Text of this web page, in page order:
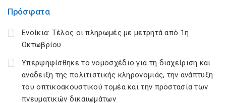
Πρόσφατα
Ενοίκια: Τέλος οι πληρωμές με μετρητά από 1η
Οκτωβρίου
Υπερψηφίσθηκε το νομοσχέδιο για τη διαχείριση και
ανάδειξη της πολιτιστικής κληρονομιάς, την ανάπτυξη
του οπτικοακουστικού τομέα και την προστασία των
πνευματικών δικαιωμάτων